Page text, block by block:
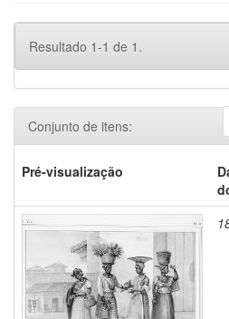
Resultado 1-1 de 1.
Conjunto de itens:
Pré-visualização